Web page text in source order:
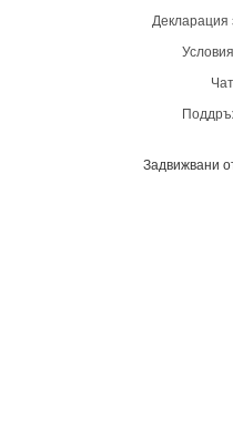
Декларация
Задвижвани